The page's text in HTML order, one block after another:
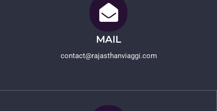
MAIL
contact@rajasthanviaggi.com​